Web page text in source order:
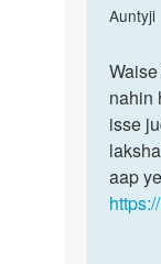
AuntyjiIn
k
Waise
toh
HIV
ke
koi
apne
nahin
isse
aap